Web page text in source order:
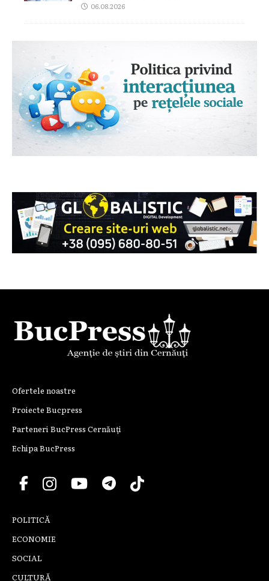
06.08.2026
Ofertele noastre
Proiecte Bucpress
Parteneri BucPress Cernăuți
Echipa BucPress
POLITICĂ
ECONOMIE
SOCIAL
CULTURĂ